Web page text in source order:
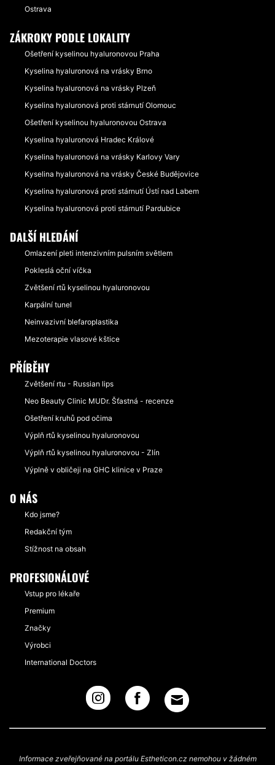
Ostrava
ZÁKROKY PODLE LOKALITY
Ošetření kyselinou hyaluronovou Praha
Kyselina hyaluronová na vrásky Brno
Kyselina hyaluronová na vrásky Plzeň
Kyselina hyaluronová proti stárnutí Olomouc
Ošetření kyselinou hyaluronovou Ostrava
Kyselina hyaluronová Hradec Králové
Kyselina hyaluronová na vrásky Karlovy Vary
Kyselina hyaluronová na vrásky České Budějovice
Kyselina hyaluronová proti stárnutí Ústí nad Labem
Kyselina hyaluronová proti stárnutí Pardubice
DALŠÍ HLEDÁNÍ
Omlazení pleti intenzivním pulsním světlem
Pokleslá oční víčka
Zvětšení rtů kyselinou hyaluronovou
Karpální tunel
Neinvazivní blefaroplastika
Mezoterapie vlasové kštice
PŘÍBĚHY
Zvětšení rtu - Russian lips
Neo Beauty Clinic MUDr. Šťastná - recenze
Ošetření kruhů pod očima
Výplň rtů kyselinou hyaluronovou
Výplň rtů kyselinou hyaluronovou - Zlín
Výplně v obličeji na GHC klinice v Praze
O NÁS
Kdo jsme?
Redakční tým
Stížnost na obsah
PROFESIONÁLOVÉ
Vstup pro lékaře
Premium
Značky
Výrobci
International Doctors
Informace zveřejňované na portálu Estheticon.cz nemohou v žádném